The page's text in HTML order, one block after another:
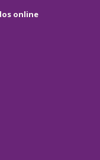
online